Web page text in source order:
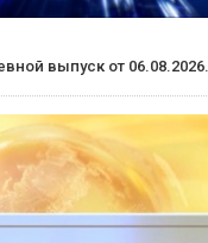
выпуск от 06.08.2026.